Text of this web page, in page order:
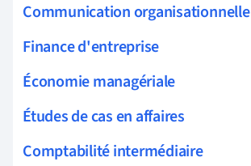
Communication organisationnelle
Finance d'entreprise
Économie managériale
Études de cas en affaires
Comptabilité intermédiaire